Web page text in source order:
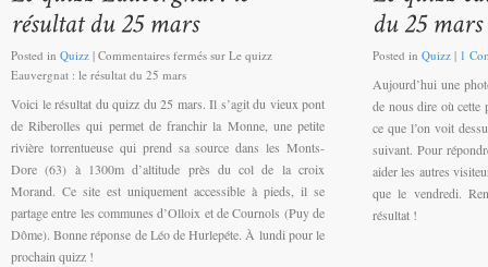
Posted in Quizz | Commentaires fermés sur Le quizz
Eauvergnat : le résultat du 25 mars
Voici le résultat du quizz du 25 mars. Il s’agit du vieux pont
de Riberolles qui permet de franchir la Monne, une petite
rivière torrentueuse qui prend sa source dans les Monts-
Dore (63) à 1300m d’altitude près du col de la croix
Morand. Ce site est uniquement accessible à pieds, il se
partage entre les communes d’Olloix et de Cournols (Puy de
Dôme). Bonne réponse de Léo de Hurlepéte. À lundi pour le
prochain quizz !
Posted in Quizz | 1
Aujourd’hui une
de nous dire où cette
ce que l’on voit
suivant. Pour
aider les autres
que le vendredi.
résultat !